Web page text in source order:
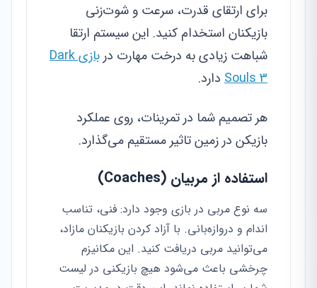
برای ارتقای قدرت، سرعت و شوت‌زنی
بازیکنان استخدام کنید. این سیستم ارتقا
شباهت زیادی به درخت مهارت در
بازی Dark
Souls 3 دارد.
هر تصمیم شما در تمرینات، روی عملکرد
بازیکن در زمین تاثیر مستقیم می‌گذارد.
استفاده از مربیان (Coaches)
سه نوع مربی در بازی وجود دارد: فنی، تناسب
اندام و دروازه‌بانی. با آزاد کردن بازیکنان مازاد،
می‌توانید مربی دریافت کنید. این مکانیزم
چرخشی باعث می‌شود هیچ بازیکنی در لیست